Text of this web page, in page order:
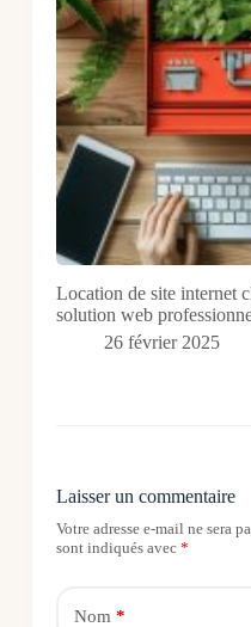
Location de site internet
solution web
26 février 2025
Laisser un commentaire
Votre adresse e-mail ne sera
sont indiqués avec *
Nom *